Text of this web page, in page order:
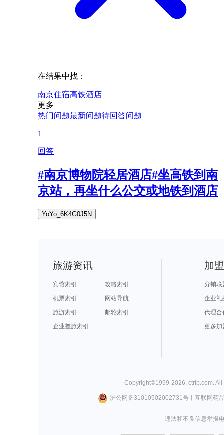
在结果中找：
南京住宿高铁酒店
更多
热门问题最新问题待回答问题
1
回答
#南京博物院轻居酒店#坐高铁到南
京站，再坐什么公交或地铁到酒店
YoYo_6K4G0J5N
旅游资讯
宾馆索引
攻略索引
机票索引
网站导航
旅游索引
邮轮索引
企业差旅索引
加
分销联
企业礼
代理合
更多加
Copyright©1999-2026 ctrip.com .
沪公网备31010502002731号丨 互联网药
违法和不良信息举报